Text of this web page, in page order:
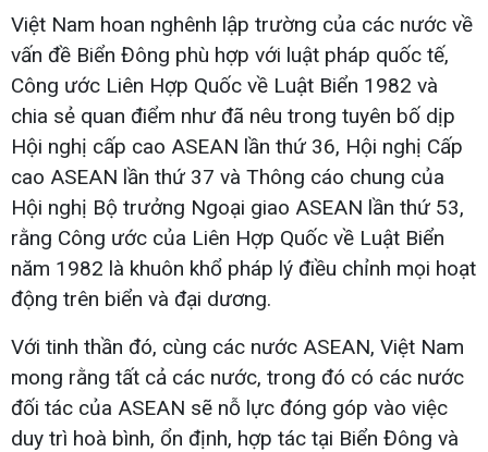
Việt Nam hoan nghênh lập trường của các nước về
vấn đề Biển Đông phù hợp với luật pháp quốc tế,
Công ước Liên Hợp Quốc về Luật Biển 1982 và
chia sẻ quan điểm như đã nêu trong tuyên bố dịp
Hội nghị cấp cao ASEAN lần thứ 36, Hội nghị Cấp
cao ASEAN lần thứ 37 và Thông cáo chung của
Hội nghị Bộ trưởng Ngoại giao ASEAN lần thứ 53,
rằng Công ước của Liên Hợp Quốc về Luật Biển
năm 1982 là khuôn khổ pháp lý điều chỉnh mọi hoạt
động trên biển và đại dương.
Với tinh thần đó, cùng các nước ASEAN, Việt Nam
mong rằng tất cả các nước, trong đó có các nước
đối tác của ASEAN sẽ nỗ lực đóng góp vào việc
duy trì hoà bình, ổn định, hợp tác tại Biển Đông và